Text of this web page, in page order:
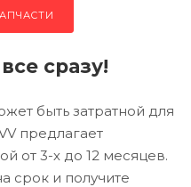
сразу!
быть затратной для
предлагает
от 3-х до 12 месяцев.
срок и получите